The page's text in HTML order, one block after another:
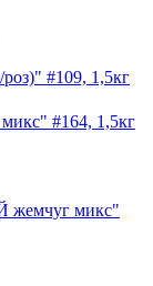
#109, 1,5кг
#164, 1,5кг
жемчуг микс"